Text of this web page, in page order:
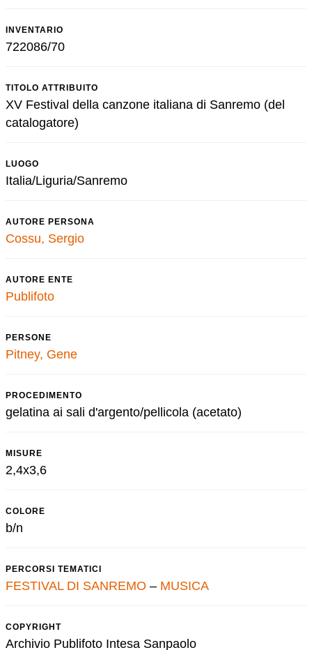
INVENTARIO
722086/70
TITOLO ATTRIBUITO
XV Festival della canzone italiana di Sanremo (del
catalogatore)
LUOGO
Italia/Liguria/Sanremo
AUTORE PERSONA
Cossu, Sergio
AUTORE ENTE
Publifoto
PERSONE
Pitney, Gene
PROCEDIMENTO
gelatina ai sali d'argento/pellicola (acetato)
MISURE
2,4x3,6
COLORE
b/n
PERCORSI TEMATICI
FESTIVAL DI SANREMO – MUSICA
COPYRIGHT
Archivio Publifoto Intesa Sanpaolo